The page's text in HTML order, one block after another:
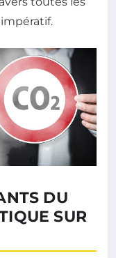
DU
SUR